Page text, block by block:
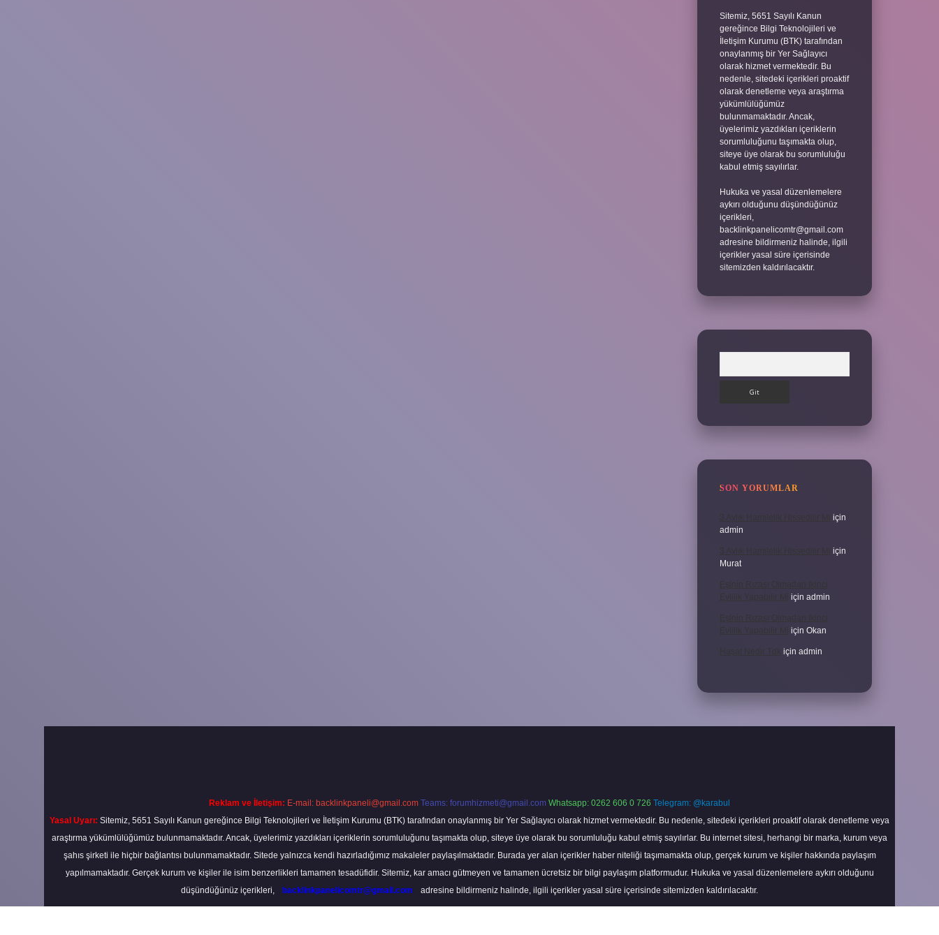
Sitemiz, 5651 Sayılı Kanun
gereğince Bilgi Teknolojileri ve
İletişim Kurumu (BTK) tarafından
onaylanmış bir Yer Sağlayıcı
olarak hizmet vermektedir. Bu
nedenle, sitedeki içerikleri proaktif
olarak denetleme veya araştırma
yükümlülüğümüz
bulunmamaktadır. Ancak,
üyelerimiz yazdıkları içeriklerin
sorumluluğunu taşımakta olup,
siteye üye olarak bu sorumluluğu
kabul etmiş sayılırlar.
Hukuka ve yasal düzenlemelere
aykırı olduğunu düşündüğünüz
içerikleri,
backlinkpanelicomtr@gmail.com
adresine bildirmeniz halinde, ilgili
içerikler yasal süre içerisinde
sitemizden kaldırılacaktır.
SON YORUMLAR
3 Aylık Hamilelik Hissedilir Mi
için
admin
3 Aylık Hamilelik Hissedilir Mi için
Murat
Eşinin Rızası Olmadan Ikinci
Evlilik Yapabilir Mi için admin
Eşinin Rızası Olmadan Ikinci
Evlilik Yapabilir Mi için Okan
Haşat Nedir Tdk için admin
Reklam ve İletişim: E-mail: backlinkpaneli@gmail.com Teams: forumhizmeti@gmail.com Whatsapp: 0262 606 0 726 Telegram: @karabul
Yasal Uyarı: Sitemiz, 5651 Sayılı Kanun gereğince Bilgi Teknolojileri ve İletişim Kurumu (BTK) tarafından onaylanmış bir Yer Sağlayıcı olarak hizmet vermektedir. Bu nedenle, sitedeki içerikleri proaktif olarak denetleme veya
araştırma yükümlülüğümüz bulunmamaktadır. Ancak, üyelerimiz yazdıkları içeriklerin sorumluluğunu taşımakta olup, siteye üye olarak bu sorumluluğu kabul etmiş sayılırlar. Bu internet sitesi, herhangi bir marka, kurum veya
şahıs şirketi ile hiçbir bağlantısı bulunmamaktadır. Sitede yalnızca kendi hazırladığımız makaleler paylaşılmaktadır. Burada yer alan içerikler haber niteliği taşımamakta olup, gerçek kurum ve kişiler hakkında paylaşım
yapılmamaktadır. Gerçek kurum ve kişiler ile isim benzerlikleri tamamen tesadüfidir. Sitemiz, kar amacı gütmeyen ve tamamen ücretsiz bir bilgi paylaşım platformudur. Hukuka ve yasal düzenlemelere aykırı olduğunu
düşündüğünüz içerikleri,
backlinkpanelicomtr@gmail.com adresine bildirmeniz halinde, ilgili içerikler yasal süre içerisinde sitemizden kaldırılacaktır.